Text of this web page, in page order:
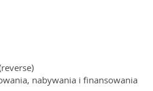
nabywania i finansowania